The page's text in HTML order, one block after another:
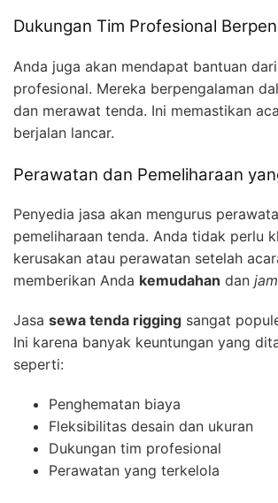
Dukungan Tim Profesional
Anda juga akan mendapat bantuan
profesional. Mereka berpengalaman
dan merawat tenda. Ini memastikan
berjalan lancar.
Perawatan dan Pemeliharaan
Penyedia jasa akan mengurus
pemeliharaan tenda. Anda tidak perlu
kerusakan atau perawatan setelah
memberikan Anda kemudahan dan
Jasa sewa tenda rigging sangat
Ini karena banyak keuntungan yang
seperti:
Penghematan biaya
Fleksibilitas desain dan ukuran
Dukungan tim profesional
Perawatan yang terkelola